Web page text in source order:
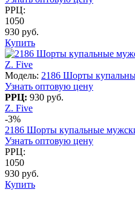
РРЦ:
1050
930 руб.
Купить
Z. Five
Модель: 2186 Шорты
Узнать оптовую цену
РРЦ: 930 руб.
Z. Five
-3%
2186 Шорты купальные
Узнать оптовую цену
РРЦ:
1050
930 руб.
Купить